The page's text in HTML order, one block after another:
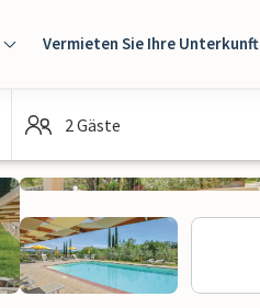
Vermieten Sie Ihre Unterkunft
2 Gäste